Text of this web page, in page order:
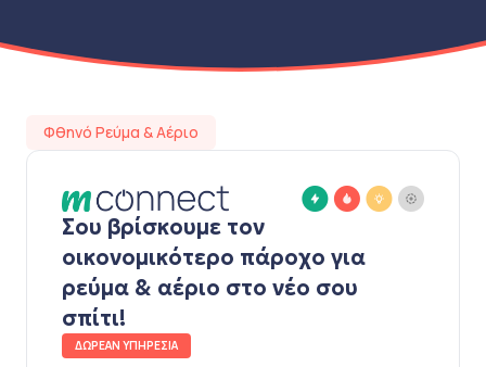
Φθηνό Ρεύμα & Αέριο
Σου βρίσκουμε τον
οικονομικότερο πάροχο για
ρεύμα & αέριο στο νέο σου
σπίτι!
ΔΩΡΕΑΝ ΥΠΗΡΕΣΙΑ